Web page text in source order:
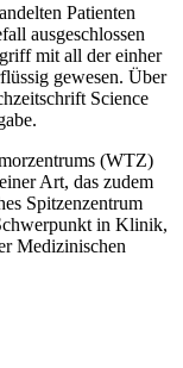
Patienten
ausgeschlossen
mit all der einher
gewesen. Über
Science
(WTZ)
Art, das zudem
Spitzenzentrum
in Klinik,
Medizinischen